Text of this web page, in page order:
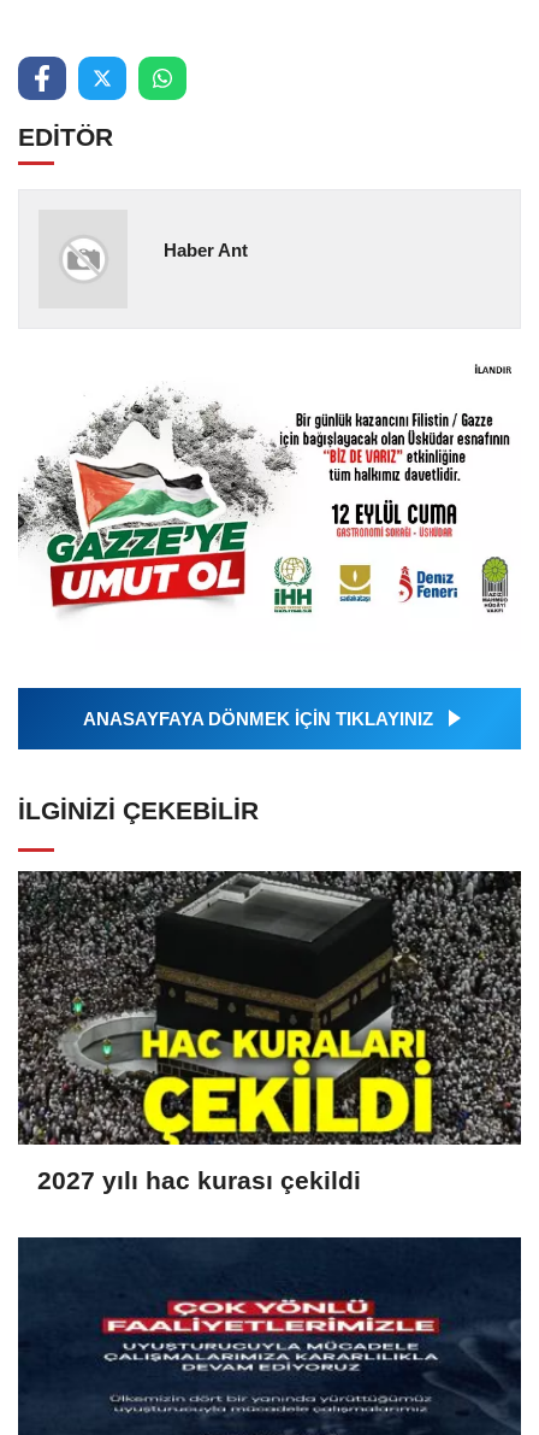
EDİTÖR
Haber Ant
ANASAYFAYA DÖNMEK İÇİN TIKLAYINIZ
İLGINIZI ÇEKEBILIR
2027 yılı hac kurası çekildi